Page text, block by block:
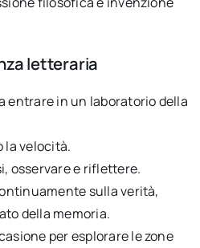
letteraria
entrare in un laboratorio della
la velocità.
osservare e riflettere.
sulla verità,
della memoria.
per esplorare le zone